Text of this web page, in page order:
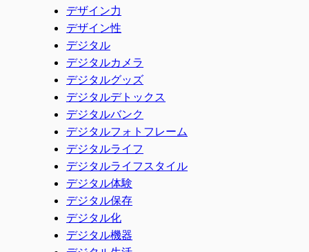
デザイン力
デザイン性
デジタル
デジタルカメラ
デジタルグッズ
デジタルデトックス
デジタルバンク
デジタルフォトフレーム
デジタルライフ
デジタルライフスタイル
デジタル体験
デジタル保存
デジタル化
デジタル機器